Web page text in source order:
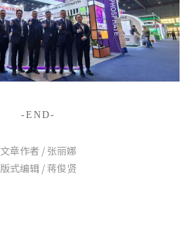
-END-
文章作者 / 张丽娜
版式编辑 / 蒋俊贤